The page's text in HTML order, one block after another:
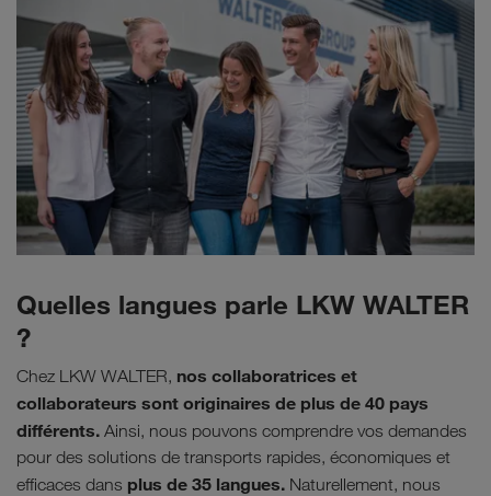
Quelles langues parle LKW WALTER
?
Chez LKW WALTER, nos collaboratrices et
collaborateurs sont originaires de plus de 40 pays
différents. Ainsi, nous pouvons comprendre vos demandes
pour des solutions de transports rapides, économiques et
efficaces dans plus de 35 langues. Naturellement, nous